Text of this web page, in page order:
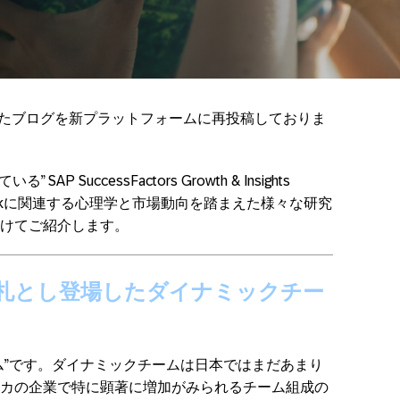
ログを新プラットフォームに再投稿しておりま
る” SAP SuccessFactors Growth & Insights
関連する心理学と市場動向を踏まえた様々な研究
てご紹介します。
とし登場したダイナミックチー
です。ダイナミックチームは日本ではまだあまり
の企業で特に顕著に増加がみられるチーム組成の